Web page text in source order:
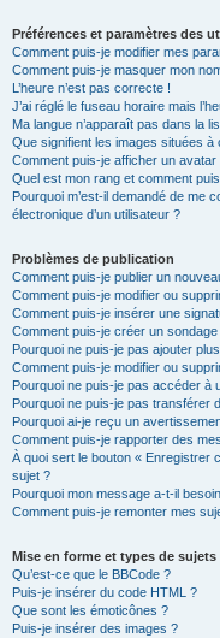
Préférences et paramètres des
Comment puis-je modifier mes
Comment puis-je masquer mon
L’heure n’est pas correcte !
J’ai réglé le fuseau horaire mais
Ma langue n’apparaît pas dans la
Que signifient les images situées à
Comment puis-je afficher un avatar
Quel est mon rang et comment
Pourquoi m’est-il demandé de me
électronique d’un utilisateur ?
Problèmes de publication
Comment puis-je publier un
Comment puis-je modifier ou
Comment puis-je insérer une
Comment puis-je créer un sondage
Pourquoi ne puis-je pas ajouter
Comment puis-je modifier ou
Pourquoi ne puis-je pas accéder à
Pourquoi ne puis-je pas transférer
Pourquoi ai-je reçu un
Comment puis-je rapporter des
À quoi sert le bouton « Enregistrer
sujet ?
Pourquoi mon message a-t-il
Comment puis-je remonter mes
Mise en forme et types de sujets
Qu’est-ce que le BBCode ?
Puis-je insérer du code HTML ?
Que sont les émoticônes ?
Puis-je insérer des images ?